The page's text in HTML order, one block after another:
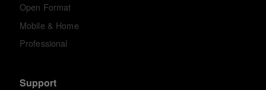
Open Format
Mobile & Home
Professional
Support